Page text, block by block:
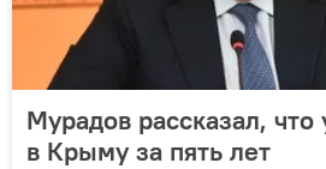
Мурадов рассказал, что
в Крыму за пять лет